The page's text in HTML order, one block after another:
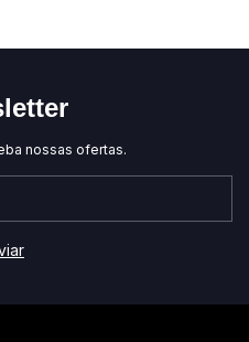
ou em composição, com ou
de um aparador, uma mesa
únicas a composições de
nossas ofertas.